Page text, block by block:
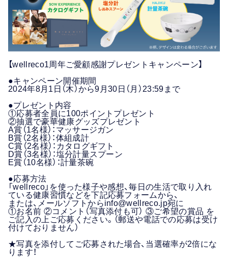
【wellreco1周年ご愛顧感謝プレゼントキャンペーン】
●キャンペーン開催期間
2024年8月1日（木）から9月30日（月）23:59まで
●プレゼント内容
①応募者全員に100ポイントプレゼント
②抽選で豪華健康グッズプレゼント
A賞（1名様）：マッサージガン
B賞（2名様）：体組成計
C賞（2名様）：カタログギフト
D賞（3名様）：塩分計量スプーン
E賞（10名様）：計量茶碗
●応募方法
「wellreco」を使った様子や感想、毎日の生活で取り入れ
ている健康習慣などを下記応募フォームから、
または、メールソフトからinfo@wellreco.jp宛に
①お名前 ②コメント（写真添付も可） ③ご希望の賞品 を
ご記入の上ご応募ください。（郵送や電話での応募は受け
付けておりません）
★写真を添付してご応募された場合、当選確率が2倍にな
ります！